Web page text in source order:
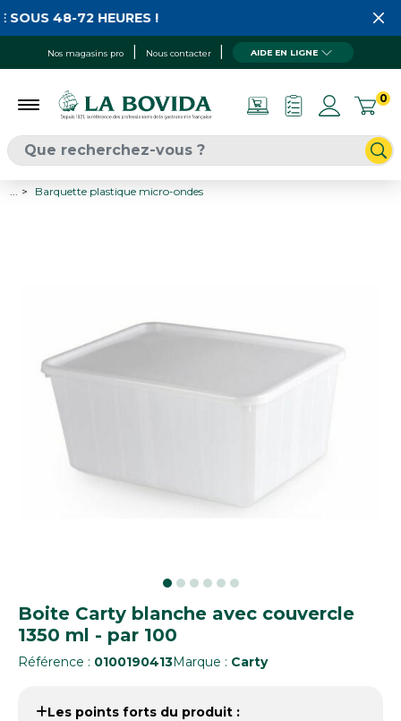
Nos magasins pro Nous contacter AIDE EN LIGNE
0
48-72 HEURES !
Barquette plastique micro-ondes
Boite Carty blanche avec couvercle
1350 ml - par 100
Référence : 0100190413Marque : Carty
Les points forts du produit :